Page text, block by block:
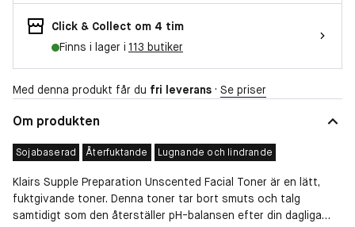
Click & Collect om 4 tim
Finns i lager i 113 butiker
Med denna produkt får du fri leverans · Se priser
Om produkten
Sojabaserad Återfuktande Lugnande och lindrande
Klairs Supple Preparation Unscented Facial Toner är en lätt,
fuktgivande toner. Denna toner tar bort smuts och talg
samtidigt som den återställer pH-balansen efter din dagliga